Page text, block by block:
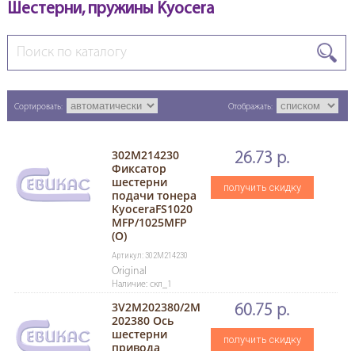
Шестерни, пружины Kyocera
Сортировать: Отображать:
302M214230
Фиксатор
шестерни
подачи тонера
KyoceraFS1020
MFP/1025MFP
(O)
Артикул: 302M214230
Original
Наличие: скл_1
26.73 р.
получить скидку
3V2M202380/2M
202380 Ось
шестерни
привода
60.75 р.
получить скидку